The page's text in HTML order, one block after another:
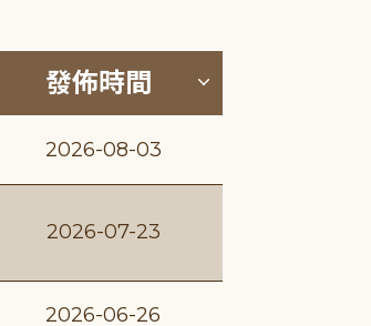
布單位排序 (升降冪)
發佈時間 按發佈時間
2026-08-03
2026-07-23
2026-06-26